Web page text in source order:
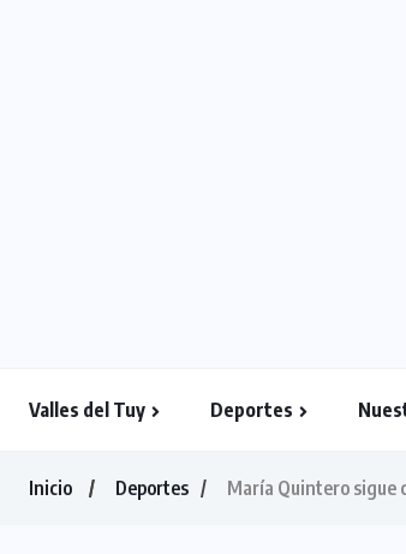
Valles del Tuy Deportes
Inicio Deportes María Quintero sigue